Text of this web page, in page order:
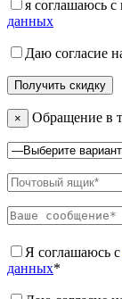
я соглашаюсь с
данных
Даю согласие
× Обращение в
Я соглашаюсь с
данных*